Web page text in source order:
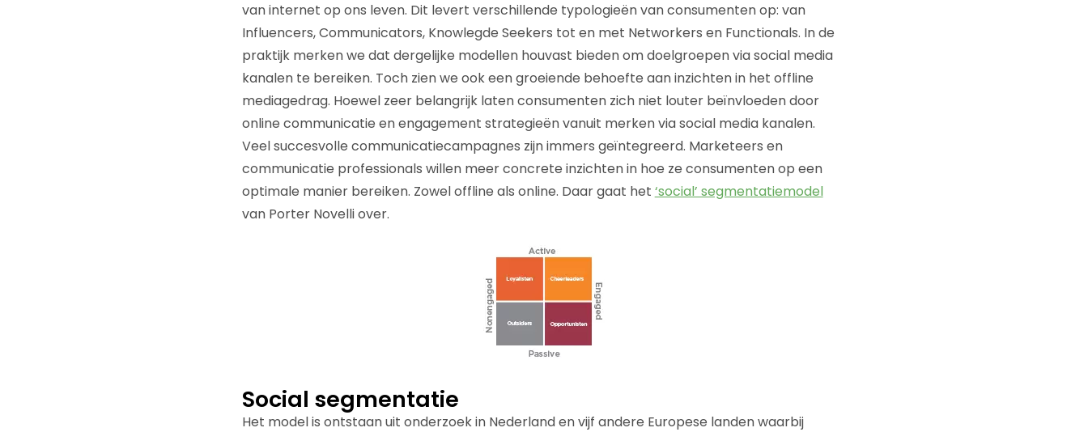
van internet op ons leven. Dit levert verschillende typologieën van consumenten op: van
Influencers, Communicators, Knowlegde Seekers tot en met Networkers en Functionals. In de
praktijk merken we dat dergelijke modellen houvast bieden om doelgroepen via social media
kanalen te bereiken. Toch zien we ook een groeiende behoefte aan inzichten in het offline
mediagedrag. Hoewel zeer belangrijk laten consumenten zich niet louter beïnvloeden door
online communicatie en engagement strategieën vanuit merken via social media kanalen.
Veel succesvolle communicatiecampagnes zijn immers geïntegreerd. Marketeers en
communicatie professionals willen meer concrete inzichten in hoe ze consumenten op een
optimale manier bereiken. Zowel offline als online. Daar gaat het ‘social’ segmentatiemodel
van Porter Novelli over.
Social segmentatie
Het model is ontstaan uit onderzoek in Nederland en vijf andere Europese landen waarbij